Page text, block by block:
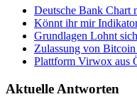
Deutsche Bank Chart
Könnt ihr mir
Grundlagen Lohnt
Zulassung von
Plattform Virwox aus
Aktuelle Antworten